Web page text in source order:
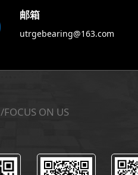
邮箱
utrgebearing@163.com
/FOCUS ON US